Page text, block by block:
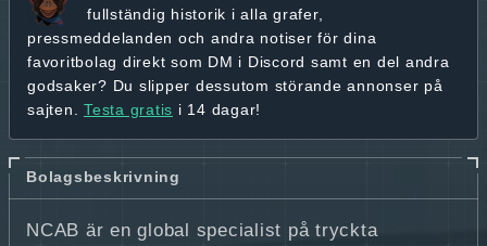
fullständig historik i alla grafer,
pressmeddelanden och andra notiser för dina
favoritbolag direkt som DM i Discord samt en del andra
godsaker? Du slipper dessutom störande annonser på
sajten. Testa gratis i 14 dagar!
Bolagsbeskrivning
NCAB är en global specialist på tryckta